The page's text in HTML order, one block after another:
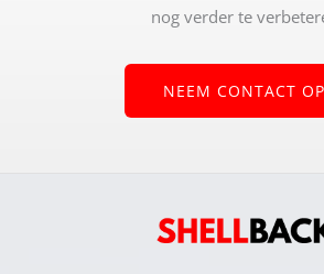
nog verder te
NEEM CONTACT